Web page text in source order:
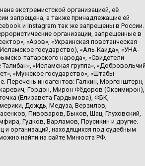
экстремистской организацией, её
запрещена, а также принадлежащие ей
и Instagram так же запрещены в России.
организации, запрещенные в
«Азов», «Украинская повстанческая
государство), «Аль-Каида», «УНА-
татарского народа», «Свидетели
«Исламская группа»,
«Мужское государство», «Штабы
Перечень иноагентов: Галкин, Моргенштерн,
Гордон, Мирон Фёдоров (Оксимирон),
(Елизавета Гардымова), ФБК,
Дождь, Медуза, Верзилов,
Пивоваров, Быков, Шац, Глуховский,
Гудков, Варламов, Прусикин и другие.
и организаций, находящихся под судебным
найти на сайте Минюста РФ.